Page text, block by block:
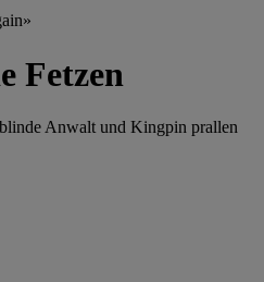
Fetzen
Anwalt und Kingpin prallen